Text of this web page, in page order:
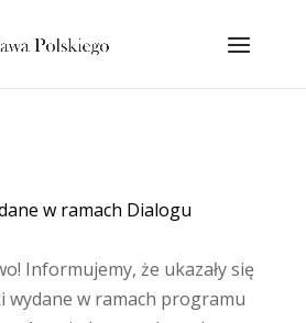
w ramach Dialogu
Informujemy, że ukazały się
wydane w ramach programu